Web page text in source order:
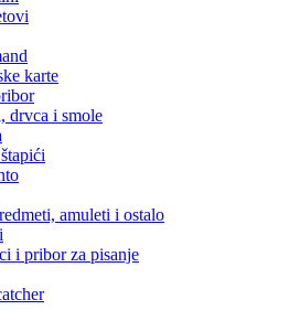
karte
drvca i smole
amuleti i ostalo
i pribor za pisanje